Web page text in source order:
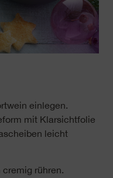
einlegen.
mit Klarsichtfolie
leicht
rühren.